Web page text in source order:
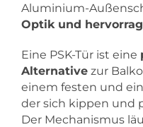
Aluminium-
Optik und
Eine PSK-Tür ist eine
Alternative zur
einem festen und
der sich kippen und
Der Mechanismus